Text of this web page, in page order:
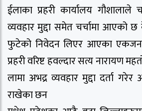
ईलाका प्रहरी कार्यालय गौशालाले
व्यवहार मुद्दा समेत चर्चामा आएको
फुटेको निवेदन लिएर आएका एकजना
प्रहरी वरिष्ट हवल्दार सत्य नारायण
लामा अभद्र व्यवहार मुद्दा दर्ता
राखेका छन